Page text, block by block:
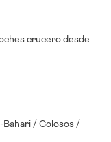
crucero desde
Bahari / Colosos /